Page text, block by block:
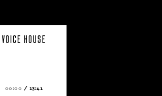
00:00 / 13:41